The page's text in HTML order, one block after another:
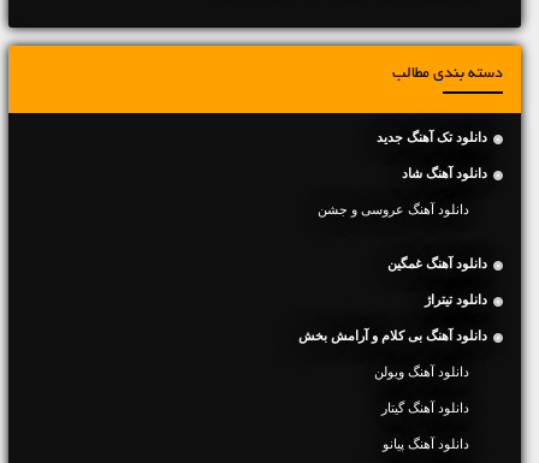
دسته بندی مطالب
دانلود تک آهنگ جدید
دانلود آهنگ شاد
دانلود آهنگ عروسی و جشن
دانلود آهنگ غمگین
دانلود تیتراژ
دانلود آهنگ بی کلام و آرامش بخش
دانلود آهنگ ویولن
دانلود آهنگ گیتار
دانلود آهنگ پیانو